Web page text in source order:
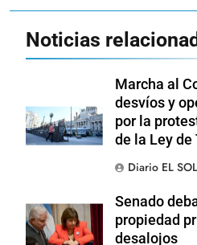
Noticias
Marcha al
desvíos y
por la
de la Ley de
Diario EL SOL
Senado
propiedad
desalojos